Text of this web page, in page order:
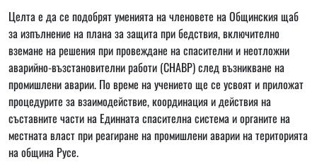
Целта е да се подобрят уменията на членовете на Общинския щаб
за изпълнение на плана за защита при бедствия, включително
вземане на решения при провеждане на спасителни и неотложни
аварийно-възстановителни работи (СНАВР) след възникване на
промишлени аварии. По време на учението ще се усвоят и приложат
процедурите за взаимодействие, координация и действия на
съставните части на Единната спасителна система и органите на
местната власт при реагиране на промишлени аварии на територията
на община Русе.